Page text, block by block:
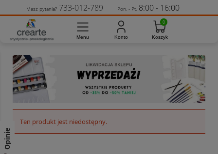
Ten produkt jest niedostępny.
Masz pytania? 733-012-789 Pon. - Pt. 8:00 - 16:00
Opinie